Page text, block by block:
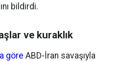
bildirdi.
ve kuraklık
göre ABD-İran savaşıyla